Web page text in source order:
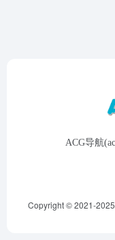
ACG导航
Copyright © 2021-2025